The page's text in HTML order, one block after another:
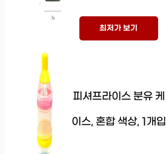
최저가 보기
피셔프라이스 분유 케
이스, 혼합 색상, 1개입